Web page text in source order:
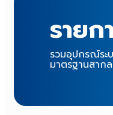
รายก
รวมอุปกรณ์ระ
มาตรฐานสาก